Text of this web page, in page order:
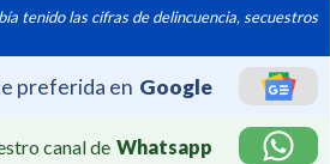
tenido las cifras de delincuencia, secuestros
preferida en Google
canal de Whatsapp